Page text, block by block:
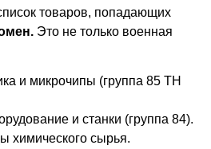
товаров, попадающих
Это не только военная
и микрочипы (группа 85 ТН
и станки (группа 84).
химического сырья.